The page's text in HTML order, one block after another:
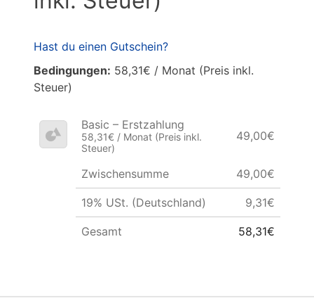
Hast du einen Gutschein?
Bedingungen: 58,31€ / Monat (Preis inkl.
Steuer)
Basic – Erstzahlung
58,31€ / Monat (Preis inkl.
Steuer)
49,00€
Zwischensumme 49,00€
19% USt. (Deutschland) 9,31€
Gesamt 58,31€